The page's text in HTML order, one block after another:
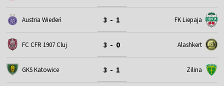
Austria Wiedeń 3 - 1 FK Liepaja
FC CFR 1907 Cluj 3 - 0 Alashkert
GKS Katowice 3 - 1 Zilina